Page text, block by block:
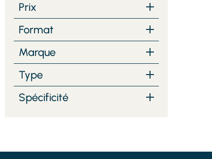
Prix
Format
Marque
Type
Spécificité